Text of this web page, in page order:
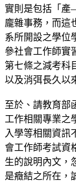
實則是包括「
龐雜事務，而這
系所開設之學位
參社會工作師實
第七條之減考科
以及消弭長久以
至於、請教育部
工作相關專業之
入學等相關資訊
會工作師考試資
生的說明內文，
是癥結之所在，